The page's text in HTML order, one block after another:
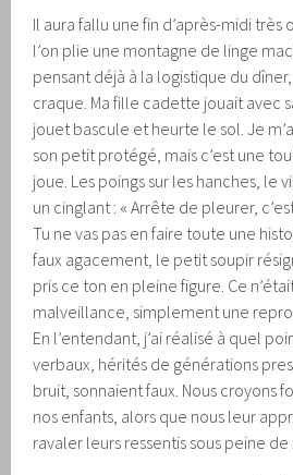
Il aura fallu une fin d’après-midi
l’on plie une montagne de linge
pensant déjà à la logistique du
craque. Ma fille cadette jouait avec
jouet bascule et heurte le sol. Je
son petit protégé, mais c’est une
joue. Les poings sur les hanches, le
un cinglant : « Arrête de pleurer,
Tu ne vas pas en faire toute une
faux agacement, le petit soupir
pris ce ton en pleine figure. Ce
malveillance, simplement une
En l’entendant, j’ai réalisé à quel
verbaux, hérités de générations
bruit, sonnaient faux. Nous croyons
nos enfants, alors que nous leur
ravaler leurs ressentis sous peine de